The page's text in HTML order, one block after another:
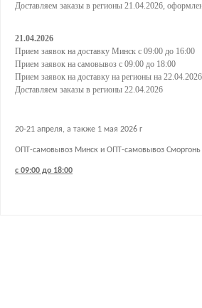
Доставляем заказы в регионы 21.04.2026,
21.04.2026
Прием заявок на доставку Минск с 09:00 до 16:00
Прием заявок на самовывоз с 09:00 до 18:00
Прием заявок на доставку на регионы на 22.04.2026
Доставляем заказы в регионы 22.04.2026
20-21 апреля, а также 1 мая 2026 г
ОПТ-самовывоз Минск и ОПТ-самовывоз Сморгонь
с 09:00 до 18:00